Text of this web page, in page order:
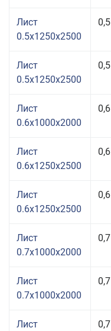
Лист
0.5x1250x2500
0,5
Лист
0.5x1250x2500
0,5
Лист
0.6x1000x2000
0,6
Лист
0.6x1250x2500
0,6
Лист
0.6x1250x2500
0,6
Лист
0.7x1000x2000
0,7
Лист
0.7x1000x2000
0,7
Лист
0,7